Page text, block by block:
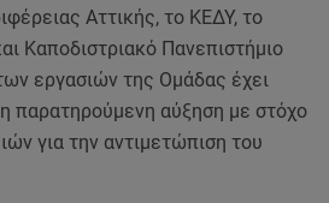
Αττικής, το ΚΕΔΥ, το
Καποδιστριακό Πανεπιστήμιο
εργασιών της Ομάδας έχει
παρατηρούμενη αύξηση με στόχο
για την αντιμετώπιση του